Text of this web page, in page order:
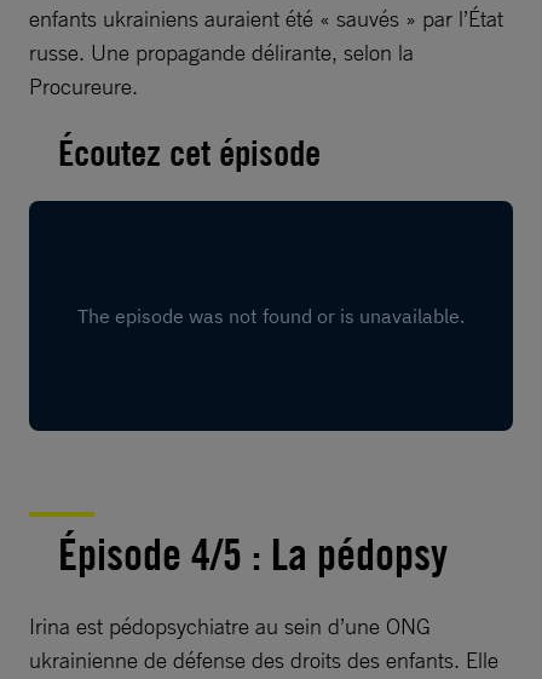
enfants ukrainiens auraient été « sauvés » par l’État
russe. Une propagande délirante, selon la
Procureure.
Écoutez cet épisode
Épisode 4/5 : La pédopsy
Irina est pédopsychiatre au sein d’une ONG
ukrainienne de défense des droits des enfants. Elle